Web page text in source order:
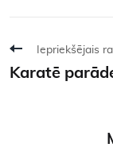
Iepriekšējais
Karatē